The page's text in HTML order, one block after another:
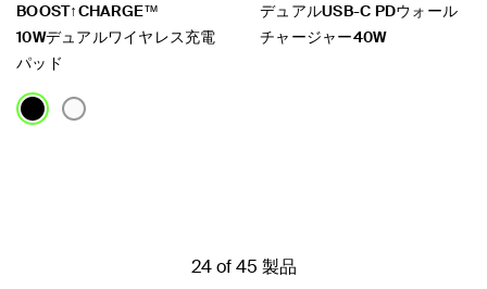
BOOST↑CHARGE™
10Wデュアルワイヤレス充電
パッド
デュアルUSB-C PDウォール
チャージャー40W
24 of 45 製品